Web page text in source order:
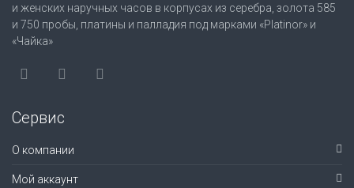
и женских наручных часов в корпусах из серебра, золота 585
и 750 пробы, платины и палладия под марками «Platinor» и
«Чайка»
Сервис
О компании
Мой аккаунт